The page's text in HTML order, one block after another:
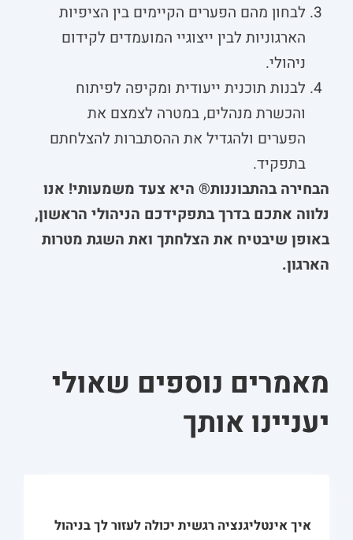
לבחון מהם הפערים הקיימים בין הציפיות
הארגוניות לבין ייצוגיי המועמדים לקידום
ניהולי.
לבנות תוכנית ייעודית ומקיפה לפיתוח
והכשרת מנהלים, במטרה לצמצם את
הפערים ולהגדיל את ההסתברות להצלחתם
בתפקיד.
הבחירה בהתבוננות® היא צעד משמעותי! אנו
נלווה אתכם בדרך בתפקידכם הניהולי הראשון,
באופן שיבטיח את הצלחתך ואת השגת מטרות
הארגון.
מאמרים נוספים שאולי
יעניינו אותך
איך אינטליגנציה רגשית יכולה לעזור לך בניהול